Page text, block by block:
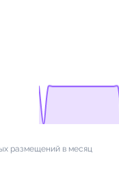
размещений в месяц